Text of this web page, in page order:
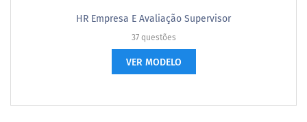
HR Empresa E Avaliação Supervisor
37 questões
VER MODELO